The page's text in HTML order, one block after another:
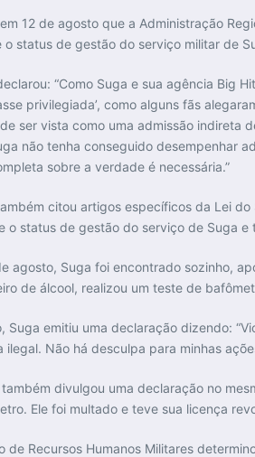
12 de agosto que a Administração
o status de gestão do serviço militar de
“Como Suga e sua agência Big
privilegiada’, como alguns fãs
ser vista como uma admissão indireta
não tenha conseguido desempenhar
sobre a verdade é necessária.”
citou artigos específicos da Lei
o status de gestão do serviço de Suga
agosto, Suga foi encontrado sozinho,
de álcool, realizou um teste de
Suga emitiu uma declaração dizendo:
ilegal. Não há desculpa para minhas
divulgou uma declaração no
Ele foi multado e teve sua licença
de Recursos Humanos Militares